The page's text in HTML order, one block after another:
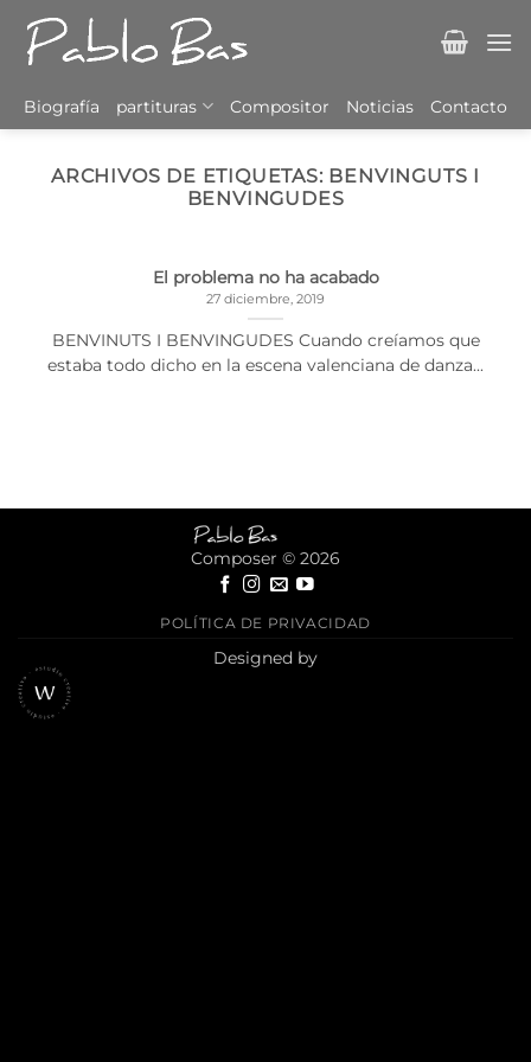
Saltar
contenido
Biografía partituras Compositor Noticias Contacto
ARCHIVOS DE ETIQUETAS: BENVINGUTS I
BENVINGUDES
El problema no ha acabado
27 diciembre, 2019
BENVINUTS I BENVINGUDES Cuando creíamos que
estaba todo dicho en la escena valenciana de danza...
Composer © 2026
POLÍTICA DE PRIVACIDAD
Designed by